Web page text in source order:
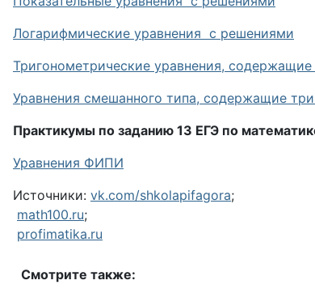
Логарифмические уравнения с решениями
Тригонометрические уравнения,
Уравнения смешанного типа, содержащие
Практикумы по заданию 13 ЕГЭ по
Уравнения ФИПИ
Источники: vk.com/shkolapifagora;
math100.ru;
profimatika.ru
Смотрите также: